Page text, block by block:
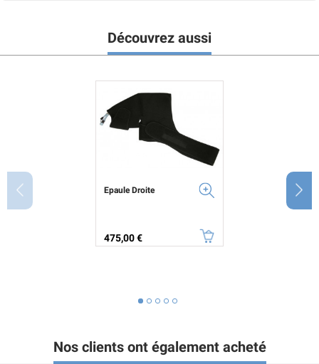
Découvrez aussi
Epaule Droite
Prix
475,00 €
Nos clients ont également acheté